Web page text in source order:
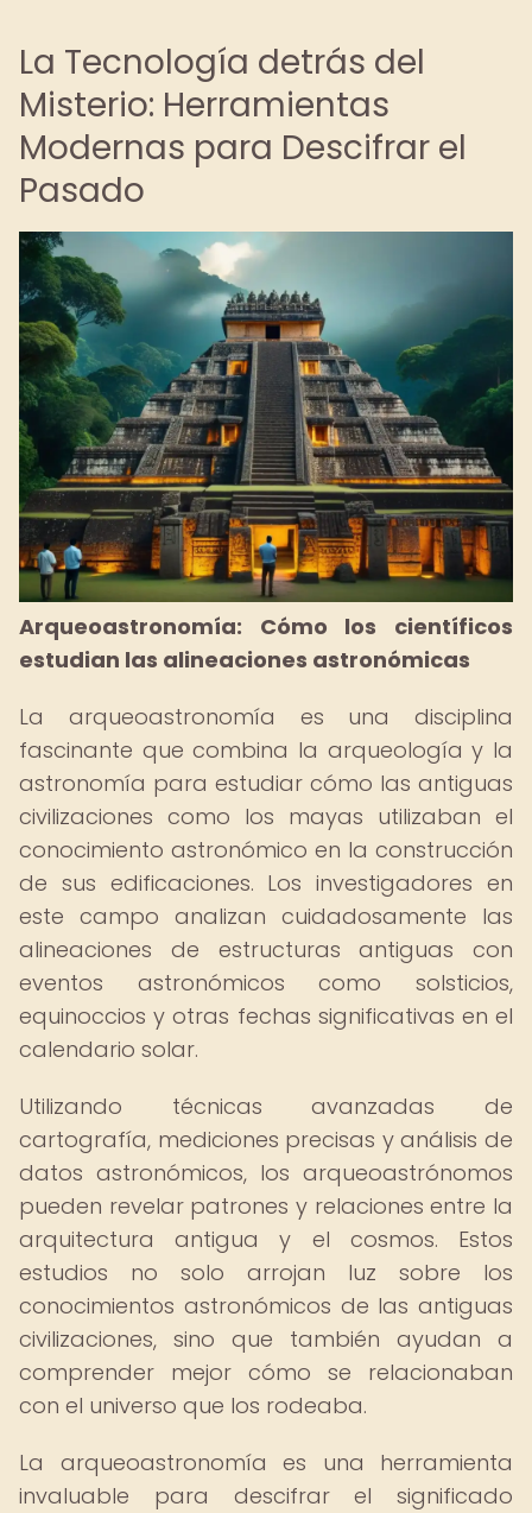
La Tecnología detrás del
Misterio: Herramientas
Modernas para Descifrar el
Pasado
Arqueoastronomía: Cómo los científicos
estudian las alineaciones astronómicas
La arqueoastronomía es una disciplina
fascinante que combina la arqueología y la
astronomía para estudiar cómo las antiguas
civilizaciones como los mayas utilizaban el
conocimiento astronómico en la construcción
de sus edificaciones. Los investigadores en
este campo analizan cuidadosamente las
alineaciones de estructuras antiguas con
eventos astronómicos como solsticios,
equinoccios y otras fechas significativas en el
calendario solar.
Utilizando técnicas avanzadas de
cartografía, mediciones precisas y análisis de
datos astronómicos, los arqueoastrónomos
pueden revelar patrones y relaciones entre la
arquitectura antigua y el cosmos. Estos
estudios no solo arrojan luz sobre los
conocimientos astronómicos de las antiguas
civilizaciones, sino que también ayudan a
comprender mejor cómo se relacionaban
con el universo que los rodeaba.
La arqueoastronomía es una herramienta
invaluable para descifrar el significado